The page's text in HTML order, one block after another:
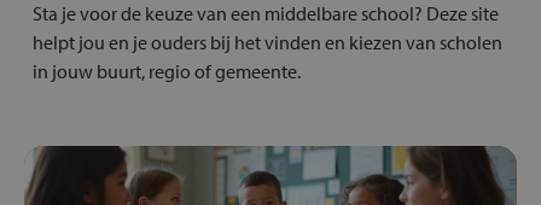
Sta je voor de keuze van een middelbare school? Deze site
helpt jou en je ouders bij het vinden en kiezen van scholen
in jouw buurt, regio of gemeente.